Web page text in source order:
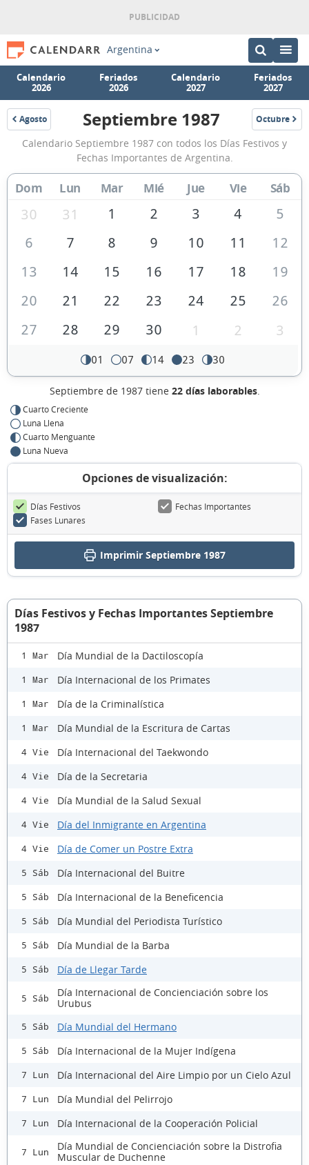
Argentina
Calendario
2026
Feriados
2026
Calendario
2027
Feriados
2027
Agosto
1987
Calendario
Septiembre
1987
de
Argentina
Septiembre 1987 Octubre
1987
Calendario Septiembre 1987 con todos los Días Festivos y
Fechas Importantes de Argentina.
Dom Lun Mar Mié Jue Vie Sáb
30 31 1 2 3 4
5
6
7 8 9 10 11
12
13
14 15 16 17 18
19
20
21 22 23 24 25
26
27
28 29 30 1 2 3
01 07 14 23 30
Septiembre de 1987 tiene 22 días laborables.
Cuarto Creciente
Luna Llena
Cuarto Menguante
Luna Nueva
Opciones de visualización:
Días Festivos
Fechas Importantes
Fases Lunares
Imprimir Septiembre 1987
Días Festivos y Fechas Importantes Septiembre
1987
1 Mar Día Mundial de la Dactiloscopía
1 Mar Día Internacional de los Primates
1 Mar Día de la Criminalística
1 Mar Día Mundial de la Escritura de Cartas
4 Vie Día Internacional del Taekwondo
4 Vie Día de la Secretaria
4 Vie Día Mundial de la Salud Sexual
4 Vie Día del Inmigrante en Argentina
4 Vie Día de Comer un Postre Extra
5 Sáb Día Internacional del Buitre
5 Sáb Día Internacional de la Beneficencia
5 Sáb Día Mundial del Periodista Turístico
5 Sáb Día Mundial de la Barba
5 Sáb Día de Llegar Tarde
5 Sáb
Día Internacional de Concienciación sobre los
Urubus
5 Sáb Día Mundial del Hermano
5 Sáb Día Internacional de la Mujer Indígena
7 Lun Día Internacional del Aire Limpio por un Cielo Azul
7 Lun Día Mundial del Pelirrojo
7 Lun Día Internacional de la Cooperación Policial
7 Lun
Día Mundial de Concienciación sobre la Distrofia
Muscular de Duchenne